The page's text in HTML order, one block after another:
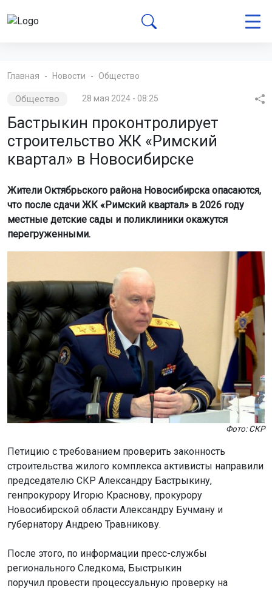
Главная Новости Общество
Общество 28 мая 2024 - 08:25
Бастрыкин проконтролирует
строительство ЖК «Римский
квартал» в Новосибирске
Жители Октябрьского района Новосибирска опасаются,
что после сдачи ЖК «Римский квартал» в 2026 году
местные детские сады и поликлиники окажутся
перегруженными.
Фото: СКР
Петицию с требованием проверить законность
строительства жилого комплекса активисты направили
председателю СКР Александру Бастрыкину,
генпрокурору Игорю Краснову, прокурору
Новосибирской области Александру Бучману и
губернатору Андрею Травникову.
После этого, по информации пресс-службы
регионального Следкома, Быстрыкин
поручил провести процессуальную проверку на